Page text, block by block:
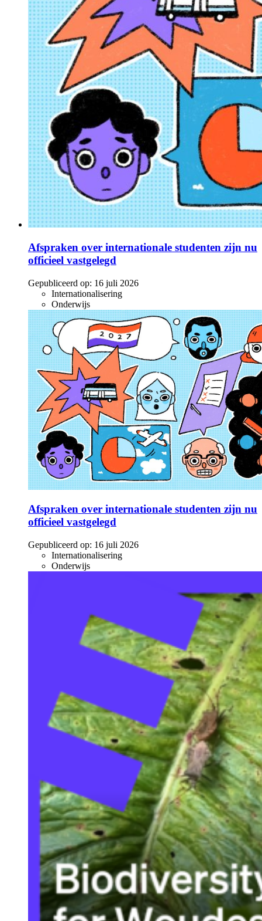
Afspraken over internationale studenten zijn nu
officieel vastgelegd
Gepubliceerd op: 16 juli 2026
Internationalisering
Onderwijs
Afspraken over internationale studenten zijn nu
officieel vastgelegd
Gepubliceerd op: 16 juli 2026
Internationalisering
Onderwijs